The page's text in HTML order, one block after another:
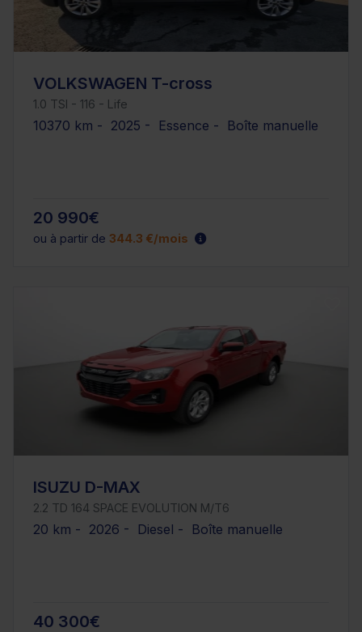
VOLKSWAGEN T-cross
1.0 TSI - 116 - Life
10370 km - 2025 - Essence - Boîte manuelle
20 990€
ou à partir de 344.3 €/mois
ISUZU D-MAX
2.2 TD 164 SPACE EVOLUTION M/T6
20 km - 2026 - Diesel - Boîte manuelle
40 300€